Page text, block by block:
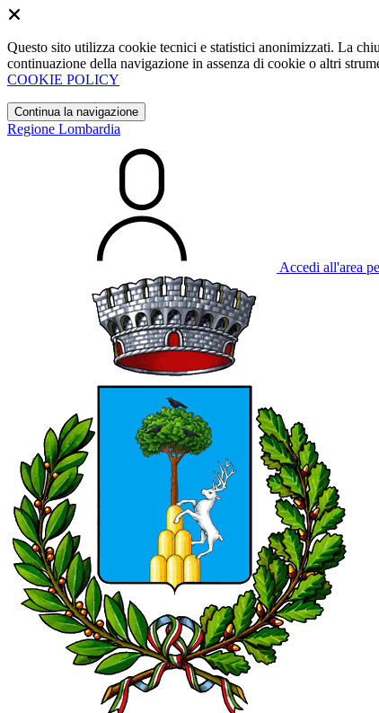
Questo sito utilizza cookie tecnici e statistici anonimizzati. La
continuazione della navigazione in assenza di cookie o altri
COOKIE POLICY
Continua la navigazione
Regione Lombardia
Accedi all'area